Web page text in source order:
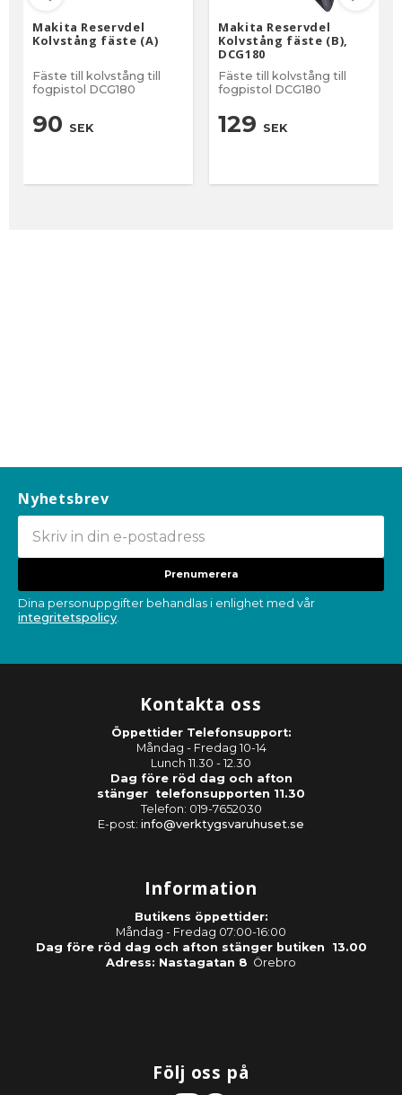
Makita Reservdel
Kolvstång fäste (A)
Fäste till kolvstång till
fogpistol DCG180
90 SEK
Makita Reservdel
Kolvstång fäste (B),
DCG180
Fäste till kolvstång till
fogpistol DCG180
129 SEK
Nyhetsbrev
Prenumerera
Dina personuppgifter behandlas i enlighet med vår
integritetspolicy.
Kontakta oss
Öppettider Telefonsupport:
Måndag - Fredag 10-14
Lunch 11.30 - 12.30
Dag före röd dag och afton
stänger telefonsupporten 11.30
Telefon: 019-7652030
E-post: info@verktygsvaruhuset.se
Information
Butikens öppettider:
Måndag - Fredag 07:00-16:00
Dag före röd dag och afton stänger butiken 13.00
Adress: Nastagatan 8 Örebro
Följ oss på